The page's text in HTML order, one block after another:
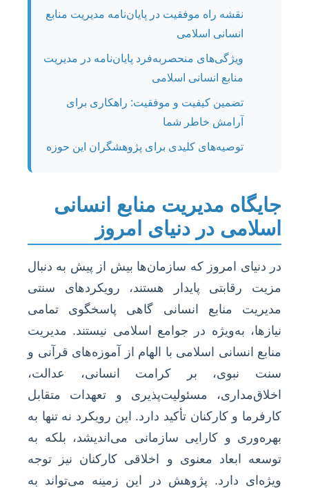
نقشه راه موفقیت در پایان‌نامه مدیریت منابع
انسانی اسلامی
ویژگی‌های منحصربه‌فرد پایان‌نامه در مدیریت
منابع انسانی اسلامی
تضمین کیفیت و موفقیت: راهکاری برای
آرامش خاطر شما
توصیه‌های کلیدی برای پژوهشگران این حوزه
جایگاه مدیریت منابع انسانی
اسلامی در دنیای امروز
در دنیای امروز که سازمان‌ها بیش از پیش به دنبال
مزیت رقابتی پایدار هستند، رویکردهای سنتی
مدیریت منابع انسانی گاهی پاسخگوی تمامی
نیازها، به‌ویژه در جوامع اسلامی نیستند. مدیریت
منابع انسانی اسلامی با الهام از آموزه‌های قرآنی و
سنت نبوی، بر کرامت انسانی، عدالت،
اخلاق‌مداری، مسئولیت‌پذیری و تعهدات متقابل
کارفرما و کارکنان تأکید دارد. این رویکرد نه تنها به
بهره‌وری و کارایی سازمانی می‌اندیشد، بلکه به
توسعه ابعاد معنوی و اخلاقی کارکنان نیز توجه
ویژه‌ای دارد. پژوهش در این زمینه می‌تواند به